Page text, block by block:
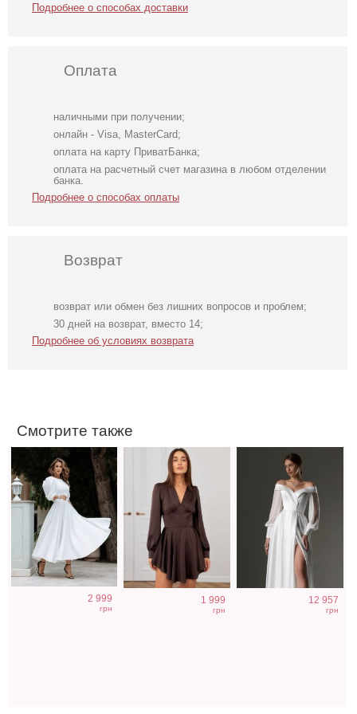
Подробнее о способах доставки
Оплата
наличными при получении;
онлайн - Visa, MasterCard;
оплата на карту ПриватБанка;
оплата на расчетный счет магазина в любом отделении
банка.
Подробнее о способах оплаты
Возврат
возврат или обмен без лишних вопросов и проблем;
30 дней на возврат, вместо 14;
Подробнее об условиях возврата
Смотрите также
Нарядное
элегантное
молочное платье
2 999
грн
Коктейльное
короткое платье-
шорты
1 999
грн
12 957
грн
Нарядный
голубой костюм
Облегающее
вечернее платье
черного цвета с
Футболка
однотонная
белого цвета на